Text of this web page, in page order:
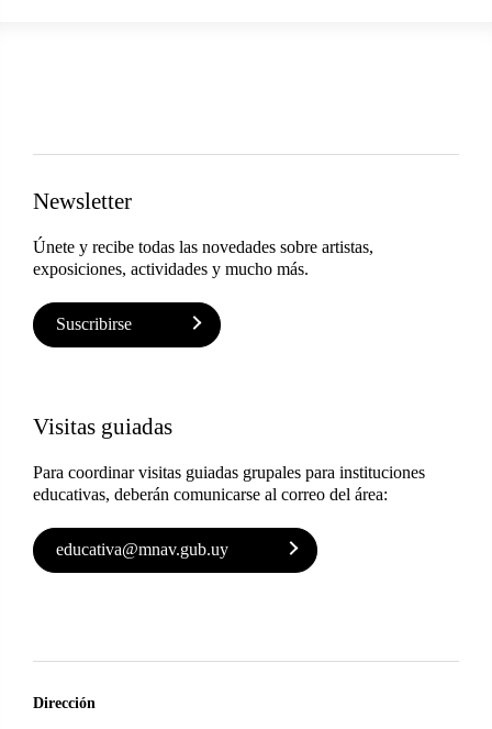
Newsletter
Únete y recibe todas las novedades sobre artistas,
exposiciones, actividades y mucho más.
Suscribirse
Visitas guiadas
Para coordinar visitas guiadas grupales para instituciones
educativas, deberán comunicarse al correo del área:
educativa@mnav.gub.uy
Dirección